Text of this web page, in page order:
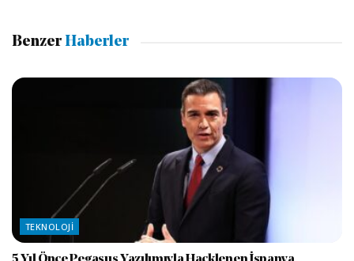
Benzer Haberler
TEKNOLOJI